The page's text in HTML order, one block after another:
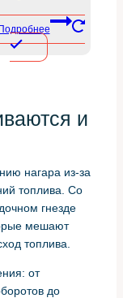
и
нагара из-за
топлива. Со
гнезде
мешают
топлива.
от
до